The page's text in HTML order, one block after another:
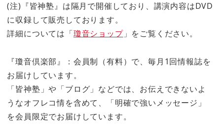
(注)『皆神塾』は隔月で開催しており、講演内容はDVD
に収録して販売しております。
詳細については「瓊音ショップ」をご覧ください。
『瓊音倶楽部』：会員制（有料）で、毎月1回情報誌を
お届けしています。
「皆神塾」や「ブログ」などでは、お伝えできないよ
うなオフレコ情を含めて、「明確で強いメッセージ」
を会員限定でお届けしています。